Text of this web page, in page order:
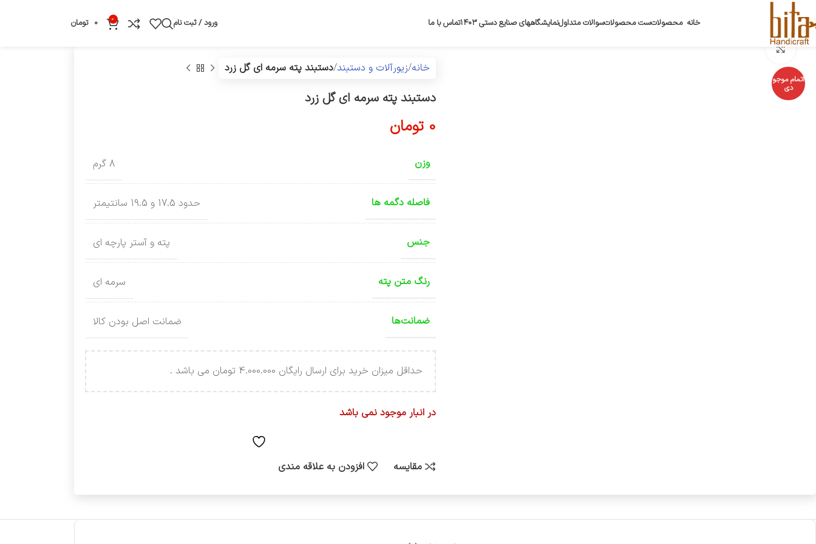
خانه محصولاتست محصولاتسوالات متداولنمایشگاههای صنایع دستی ۱۴۰۳ تماس با ما ورود / ثبت نام 0
0 تومان
اتمام موجو
دی
خانه زیورآلات و دستبند دستبند پته سرمه ای گل زرد
دستبند پته سرمه ای گل زرد
0 تومان
وزن 8 گرم
فاصله دگمه ها حدود 17.5 و 19.5 سانتیمتر
جنس پته و آستر پارچه ای
رنگ متن پته سرمه ای
ضمانت‌ها ضمانت اصل بودن کالا
حداقل میزان خرید برای ارسال رایگان 4.000.000 تومان می باشد .
در انبار موجود نمی باشد
مقایسه افزودن به علاقه مندی